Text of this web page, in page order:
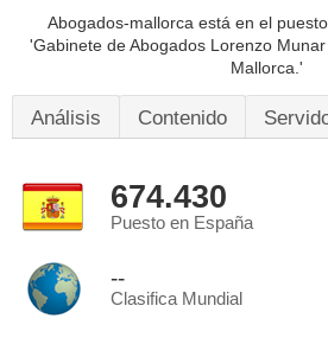
Abogados-mallorca está en el
'Gabinete de Abogados Lorenzo
Mallorca.'
Análisis Contenido
674.430
Puesto en España
--
Clasifica Mundial